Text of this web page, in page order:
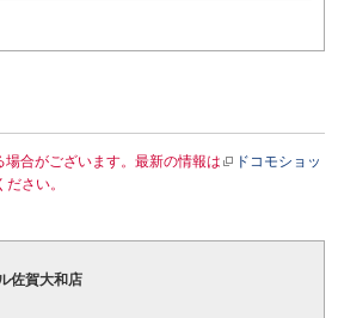
合がございます。最新の情報は
ドコモショッ
さい。
佐賀大和店